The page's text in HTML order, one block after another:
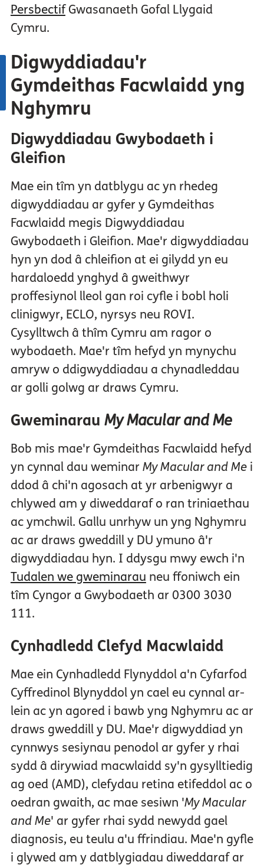
PersbectifGwasanaeth Gofal Llygaid
Cymru.
Digwyddiadau'r
Gymdeithas Facwlaidd yng
Nghymru
Digwyddiadau Gwybodaeth i
Gleifion
Mae ein tîm yn datblygu ac yn rhedeg
digwyddiadau ar gyfer y Gymdeithas
Facwlaidd megis Digwyddiadau
Gwybodaeth i Gleifion. Mae'r digwyddiadau
hyn yn dod â chleifion at ei gilydd yn eu
hardaloedd ynghyd â gweithwyr
proffesiynol lleol gan roi cyfle i bobl holi
clinigwyr, ECLO, nyrsys neu ROVI.
Cysylltwch â thîm Cymru am ragor o
wybodaeth. Mae'r tîm hefyd yn mynychu
amryw o ddigwyddiadau a chynadleddau
ar golli golwg ar draws Cymru.
Gweminarau My Macular and Me
Bob mis mae'r Gymdeithas Facwlaidd hefyd
yn cynnal dau weminar My Macular and Mei
ddod â chi'n agosach at yr arbenigwyr a
chlywed am y diweddaraf o ran triniaethau
ac ymchwil. Gallu unrhyw un yng Nghymru
ac ar draws gweddill y DU ymuno â'r
digwyddiadau hyn. I ddysgu mwy ewch i'n
Tudalen we gweminarau neu ffoniwch ein
tîm Cyngor a Gwybodaeth ar 0300 3030
111.
Cynhadledd Clefyd Macwlaidd
Mae ein Cynhadledd Flynyddol a'n Cyfarfod
Cyffredinol Blynyddol yn cael eu cynnal ar-
lein ac yn agored i bawb yng Nghymru ac ar
draws gweddill y DU. Mae'r digwyddiad yn
cynnwys sesiynau penodol ar gyfer y rhai
sydd â dirywiad macwlaidd sy'n gysylltiedig
ag oed (AMD), clefydau retina etifeddol ac o
oedran gwaith, ac mae sesiwn 'My Macular
and Me' ar gyfer rhai sydd newydd gael
diagnosis, eu teulu a'u ffrindiau. Mae'n gyfle
i glywed am y datblygiadau diweddaraf ar